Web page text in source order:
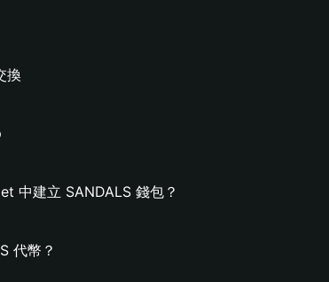
換
中建立 SANDALS 錢包？
代幣？